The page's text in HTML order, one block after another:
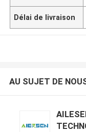
Délai de livraison
AU SUJET DE